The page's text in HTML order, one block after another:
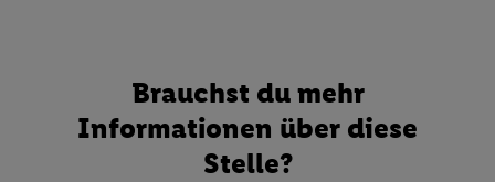
Brauchst du mehr
Informationen über diese
Stelle?